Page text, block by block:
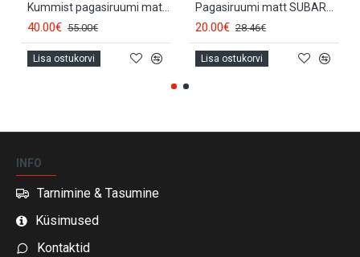
Kummist pagasiruumi matt SUBARU LEGACY Sedan (2004-2009) FROGUM
40.00€ 55.00€
Lisa ostukorvi
Pagasiruumi matt SUBARU LEGACY Sedan (2006-2010) 26009
20.00€ 28.46€
Lisa ostukorvi
INFO
Tarnimine & Tasumine
Küsimused
Kontaktid